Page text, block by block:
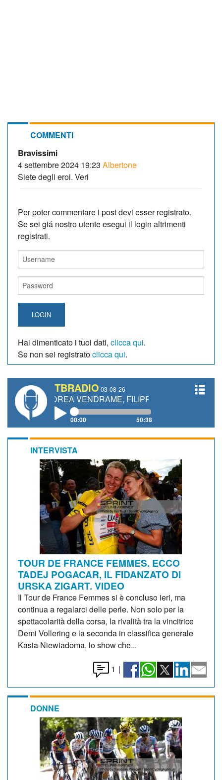
COMMENTI
Bravissimi
4 settembre 2024 19:23 Albertone
Siete degli eroi. Veri
Per poter commentare i post devi esser registrato.
Se sei giá nostro utente esegui il login altrimenti
registrati.
LOGIN
Hai dimenticato i tuoi dati, clicca qui.
Se non sei registratoclicca qui.
TBRADIO 03-08-26
VENDRAME, FILIPPO FIORELLI
00:00 50:38
INTERVISTA
TOUR DE FRANCE FEMMES. ECCO
TADEJ POGACAR, IL FIDANZATO DI
URSKA ZIGART. VIDEO
Il Tour de France Femmes si è concluso ieri, ma
continua a regalarci delle perle. Non solo per la
spettacolarità della corsa, la rivalità tra la vincitrice
Demi Vollering e la seconda in classifica generale
Kasia Niewiadoma, lo show che...
1 |
DONNE